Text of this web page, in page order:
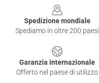
Spedizione mondiale
Spediamo in oltre 200 paesi
Garanzia internazionale
Offerto nel paese di utilizzo